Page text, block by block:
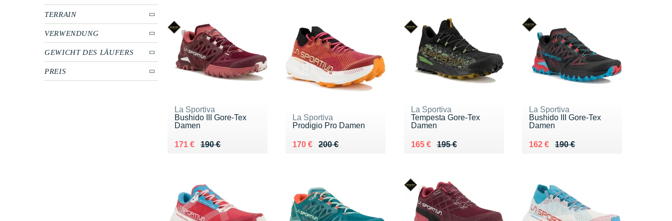
TERRAIN
VERWENDUNG
GEWICHT DES LÄUFERS
PREIS
La Sportiva
Bushido III Gore-Tex
Damen
190 €
Au lieu de 190 €
171 €
Vendu 171 €
La Sportiva
Prodigio Pro Damen
200 €
Au lieu de 200 €
170 €
Vendu 170 €
La Sportiva
Tempesta Gore-Tex
Damen
195 €
Au lieu de 195 €
165 €
Vendu 165 €
La Sportiva
Bushido III Gore-Tex
Damen
190 €
Au lieu de 190 €
162 €
Vendu 162 €